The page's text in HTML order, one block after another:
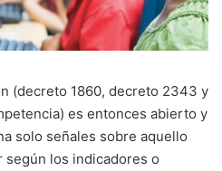
(decreto 1860, decreto 2343 y
es entonces abierto y
solo señales sobre aquello
los indicadores o